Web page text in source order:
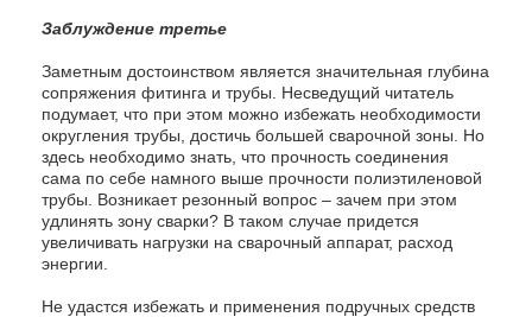
Заблуждение третье
Заметным достоинством является значительная глубина
сопряжения фитинга и трубы. Несведущий читатель
подумает, что при этом можно избежать необходимости
округления трубы, достичь большей сварочной зоны. Но
здесь необходимо знать, что прочность соединения
сама по себе намного выше прочности полиэтиленовой
трубы. Возникает резонный вопрос – зачем при этом
удлинять зону сварки? В таком случае придется
увеличивать нагрузки на сварочный аппарат, расход
энергии.
Не удастся избежать и применения подручных средств